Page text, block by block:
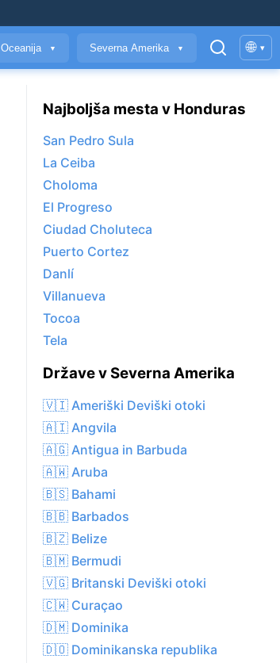
Oceanija ▼ Severna Amerika ▼ 🌐 ▾
Najboljša mesta v Honduras
San Pedro Sula
La Ceiba
Choloma
El Progreso
Ciudad Choluteca
Puerto Cortez
Danlí
Villanueva
Tocoa
Tela
Države v Severna Amerika
🇻🇮 Ameriški Deviški otoki
🇦🇮 Angvila
🇦🇬 Antigua in Barbuda
🇦🇼 Aruba
🇧🇸 Bahami
🇧🇧 Barbados
🇧🇿 Belize
🇧🇲 Bermudi
🇻🇬 Britanski Deviški otoki
🇨🇼 Curaçao
🇩🇲 Dominika
🇩🇴 Dominikanska republika